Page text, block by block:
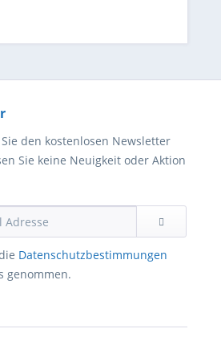
den kostenlosen Newsletter
Sie keine Neuigkeit oder Aktion
Datenschutzbestimmungen
genommen.